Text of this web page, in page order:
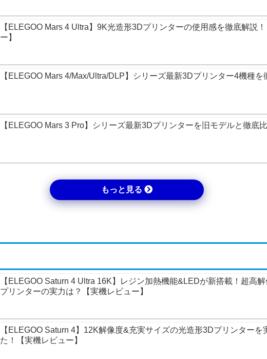
【ELEGOO Mars 4 Ultra】9K光造形3Dプリンターの使用感を徹底解説
ー】
【ELEGOO Mars 4/Max/Ultra/DLP】シリーズ最新3Dプリンター4機種を
【ELEGOO Mars 3 Pro】シリーズ最新3Dプリンターを旧モデルと徹底比
もっと見る
【ELEGOO Saturn 4 Ultra 16K】レジン加熱機能&LEDが新搭載！超高
プリンターの実力は？【実機レビュー】
【ELEGOO Saturn 4】12K解像度&充実サイズの光造形3Dプリンターを
た！【実機レビュー】